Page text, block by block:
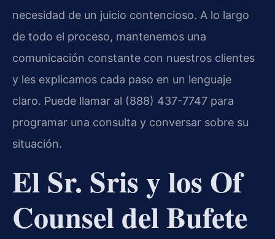
necesidad de un juicio contencioso. A lo largo
de todo el proceso, mantenemos una
comunicación constante con nuestros clientes
y les explicamos cada paso en un lenguaje
claro. Puede llamar al (888) 437-7747 para
programar una consulta y conversar sobre su
situación.
El Sr. Sris y los Of
Counsel del Bufete